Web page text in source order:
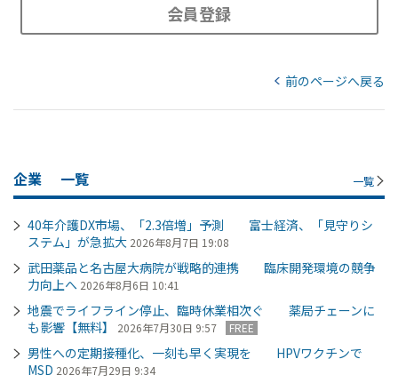
会員登録
前のページへ戻る
企業 一覧 一覧
40年介護DX市場、「2.3倍増」予測 富士経済、「見守りシ
ステム」が急拡大 2026年8月7日 19:08
武田薬品と名古屋大病院が戦略的連携 臨床開発環境の競争
力向上へ 2026年8月6日 10:41
地震でライフライン停止、臨時休業相次ぐ 薬局チェーンに
も影響【無料】
2026年7月30日 9:57 FREE
男性への定期接種化、一刻も早く実現を HPVワクチンで
MSD 2026年7月29日 9:34